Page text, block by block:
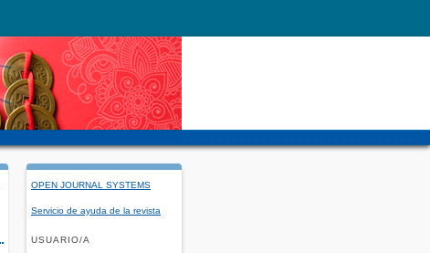
OPEN JOURNAL SYSTEMS
Servicio de ayuda de la revista
USUARIO/A